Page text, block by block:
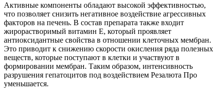
Активные компоненты обладают высокой эффективностью,
что позволяет снизить негативное воздействие агрессивных
факторов на печень. В состав препарата также входит
жирорастворимый витамин Е, который проявляет
антиоксидантные свойства в отношении клеточных мембран.
Это приводит к снижению скорости окисления ряда полезных
веществ, которые поступают в клетки и участвуют в
формировании мембран. Таким образом, интенсивность
разрушения гепатоцитов под воздействием Резалюта Про
уменьшается.